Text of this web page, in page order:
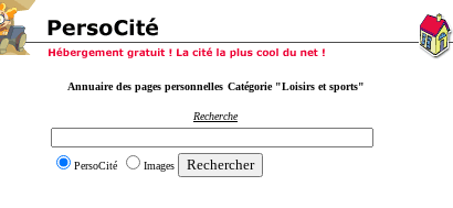
Annuaire des pages personnelles Catégorie "Loisirs et sports"
Recherche
PersoCité Images